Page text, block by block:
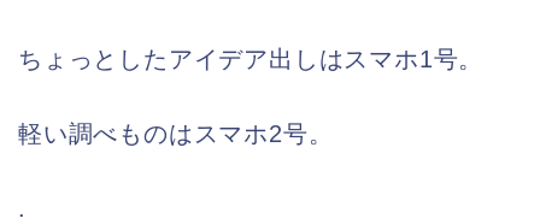
ちょっとしたアイデア出しはスマホ1号。
軽い調べものはスマホ2号。
.